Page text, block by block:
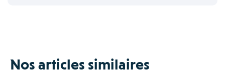
Nos articles similaires